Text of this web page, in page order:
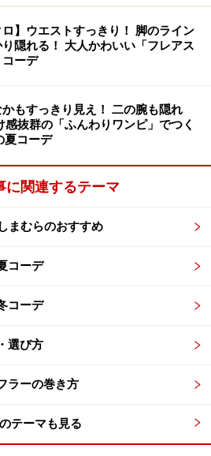
ロ】ウエストすっきり！ 脚のライン
隠れる！ 大人かわいい「フレアス
ーデ
もすっきり見え！ 二の腕も隠れ
感抜群の「ふんわりワンピ」でつく
夏コーデ
に関連するテーマ
まむらのおすすめ
コーデ
コーデ
選び方
ラーの巻き方
テーマも見る